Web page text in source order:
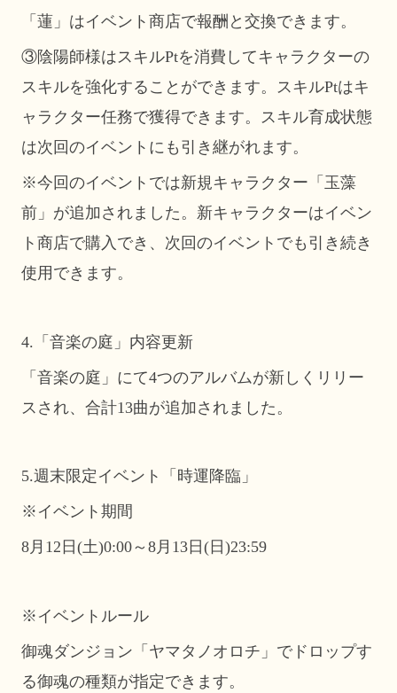
「蓮」はイベント商店で報酬と交換できます。
③陰陽師様はスキルPtを消費してキャラクターの
スキルを強化することができます。スキルPtはキ
ャラクター任務で獲得できます。スキル育成状態
は次回のイベントにも引き継がれます。
※今回のイベントでは新規キャラクター「玉藻
前」が追加されました。新キャラクターはイベン
ト商店で購入でき、次回のイベントでも引き続き
使用できます。
4.「音楽の庭」内容更新
「音楽の庭」にて4つのアルバムが新しくリリー
スされ、合計13曲が追加されました。
5.週末限定イベント「時運降臨」
※イベント期間
8月12日(土)0:00～8月13日(日)23:59
※イベントルール
御魂ダンジョン「ヤマタノオロチ」でドロップす
る御魂の種類が指定できます。